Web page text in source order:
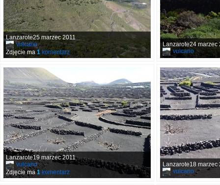
Lanzarote25 marzec 2011
vulcano
Zdjęcie ma 1 komentarz
Lanzarote24 marzec
vulcano
Lanzarote19 marzec 2011
vulcano
Zdjęcie ma1 komentarz
Lanzarote18 marzec
vulcano